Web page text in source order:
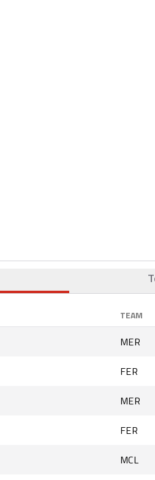
TEAM
MER
FER
MER
FER
MCL